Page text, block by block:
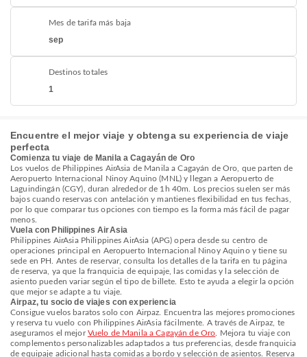
Mes de tarifa más baja
sep
Destinos totales
1
Encuentre el mejor viaje y obtenga su experiencia de viaje
perfecta
Comienza tu viaje de Manila a Cagayán de Oro
Los vuelos de Philippines AirAsia de Manila a Cagayán de Oro, que parten de
Aeropuerto Internacional Ninoy Aquino (MNL) y llegan a Aeropuerto de
Laguindingán (CGY), duran alrededor de 1h 40m. Los precios suelen ser más
bajos cuando reservas con antelación y mantienes flexibilidad en tus fechas,
por lo que comparar tus opciones con tiempo es la forma más fácil de pagar
menos.
Vuela con Philippines AirAsia
Philippines AirAsia Philippines AirAsia (APG) opera desde su centro de
operaciones principal en Aeropuerto Internacional Ninoy Aquino y tiene su
sede en PH. Antes de reservar, consulta los detalles de la tarifa en tu página
de reserva, ya que la franquicia de equipaje, las comidas y la selección de
asiento pueden variar según el tipo de billete. Esto te ayuda a elegir la opción
que mejor se adapte a tu viaje.
Airpaz, tu socio de viajes con experiencia
Consigue vuelos baratos solo con Airpaz. Encuentra las mejores promociones
y reserva tu vuelo con Philippines AirAsia fácilmente. A través de Airpaz, te
aseguramos el mejorVuelo de Manila a Cagayán de Oro . Mejora tu viaje con
complementos personalizables adaptados a tus preferencias, desde franquicia
de equipaje adicional hasta comidas a bordo y selección de asientos. Reserva